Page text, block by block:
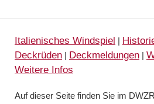
Italienisches Windspiel |
Deckrüden | Deckmeldungen |
Weitere Infos
Auf dieser Seite finden Sie im